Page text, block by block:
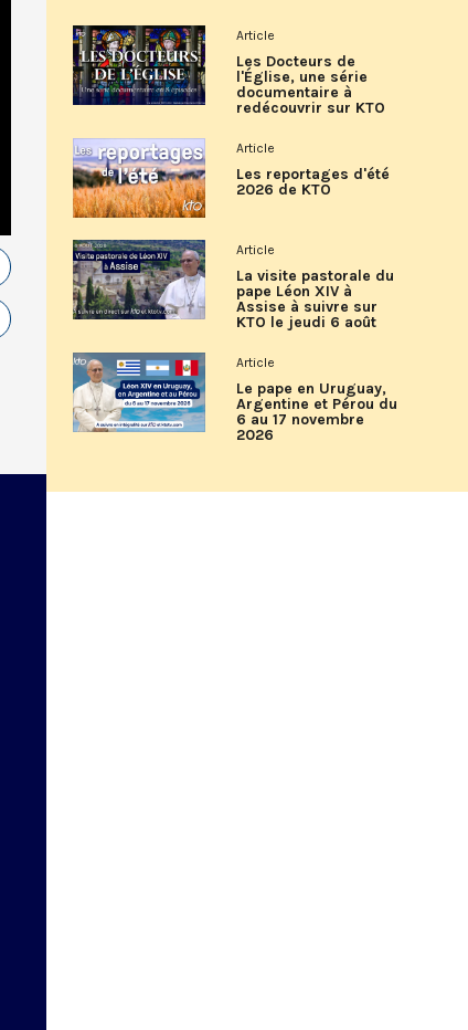
Article
Les Docteurs de
l'Église, une série
documentaire à
redécouvrir sur KTO
Article
Les reportages d'été
2026 de KTO
Article
La visite pastorale du
pape Léon XIV à
Assise à suivre sur
KTO le jeudi 6 août
Article
Le pape en Uruguay,
Argentine et Pérou du
6 au 17 novembre
2026